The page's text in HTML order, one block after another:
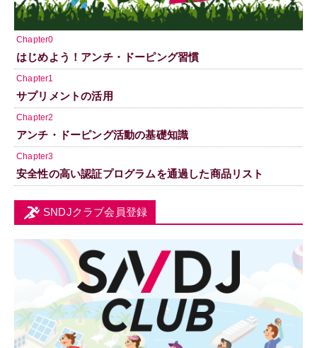
Chapter0
はじめよう！アンチ・ドーピング習慣
Chapter1
サプリメントの活用
Chapter2
アンチ・ドーピング活動の基礎知識
Chapter3
安全性の高い認証プログラムを通過した商品リスト
SNDJクラブ会員登録